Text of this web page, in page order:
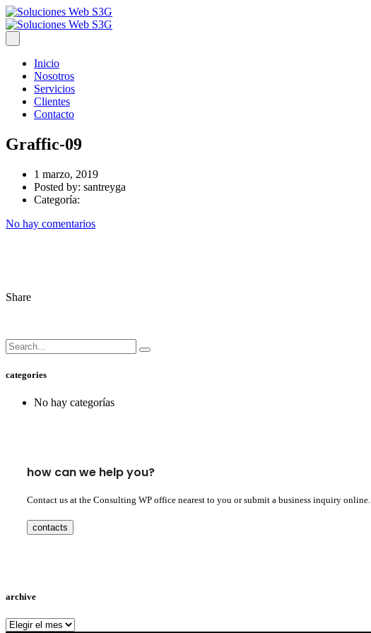
Inicio
Nosotros
Servicios
Clientes
Contacto
Graffic-09
1 marzo, 2019
Posted by: santreyga
Categoría:
No hay comentarios
Share
categories
No hay categorías
how can we help you?
Contact us at the Consulting WP office nearest to you or submit a business inquiry online.
contacts
archive
archive